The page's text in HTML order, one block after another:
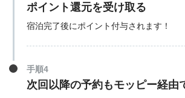
ポイント還元を受け取る
宿泊完了後にポイント付与されます！
手順4
次回以降の予約もモッピー経由